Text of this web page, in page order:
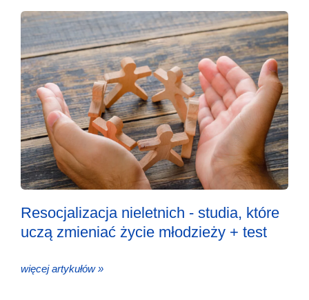
Resocjalizacja nieletnich - studia, które
uczą zmieniać życie młodzieży + test
więcej artykułów »